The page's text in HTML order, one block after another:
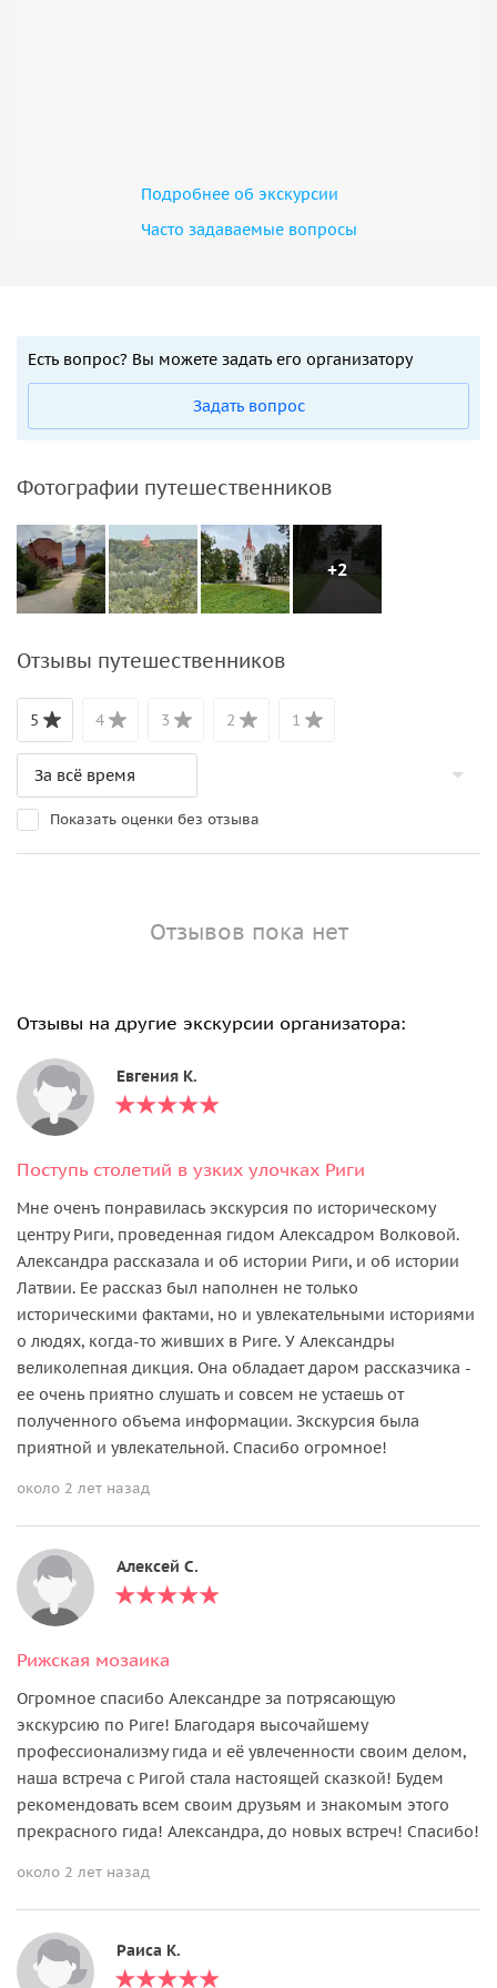
Подробнее об экскурсии
Часто задаваемые вопросы
Есть вопрос? Вы можете задать его организатору
Задать вопрос
Фотографии путешественников
+2
Отзывы путешественников
5 4 3 2 1
Показать оценки без отзыва
Отзывов пока нет
Отзывы на другие экскурсии организатора:
Евгения К.
Поступь столетий в узких улочках Риги
Мне оченъ понравилась экскурсия по историческому
центру Риги, проведенная гидом Алексадром Волковой.
Александра рассказала и об истории Риги, и об истории
Латвии. Ее рассказ был наполнен не только
историческими фактами, но и увлекательными историями
о людях, когда-то живших в Риге. У Александры
великолепная дикция. Она обладает даром рассказчика -
ее очень приятно слушать и совсем не устаешь от
полученного объема информации. Зкскурсия была
приятной и увлекательной. Спасибо огромное!
около 2 лет назад
Алексей С.
Рижская мозаика
Огромное спасибо Александре за потрясающую
экскурсию по Риге! Благодаря высочайшему
профессионализму гида и её увлеченности своим делом,
наша встреча с Ригой стала настоящей сказкой! Будем
рекомендовать всем своим друзьям и знакомым этого
прекрасного гида! Александра, до новых встреч! Спасибо!
около 2 лет назад
Раиса К.